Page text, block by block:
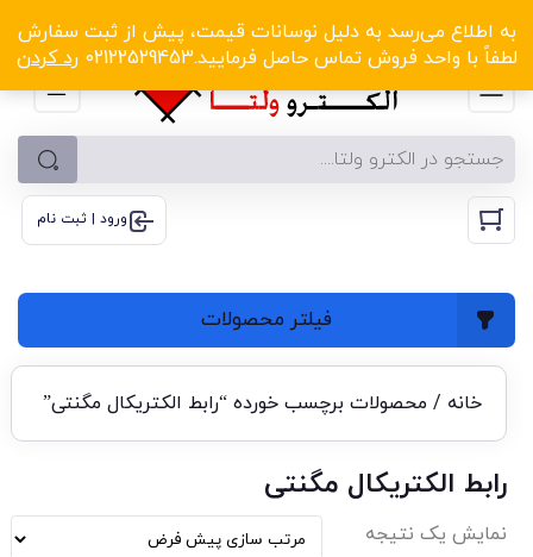
به اطلاع می‌رسد به دلیل نوسانات قیمت، پیش از ثبت سفارش
لطفاً با واحد فروش تماس حاصل فرمایید.02122529453
رد کردن
الکترو ولتا با تخفیف‌های شگفت‌انگیز! کلیک کنید
ورود | ثبت نام
فیلتر محصولات
خانه / محصولات برچسب خورده “رابط الکتریکال مگنتی”
رابط الکتریکال مگنتی
نمایش یک نتیجه